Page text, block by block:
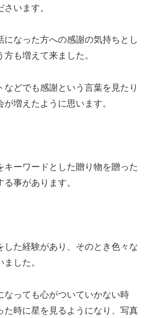
います。
になった方への感謝の気持ちとし
も増えて来ました。
などでも感謝という言葉を見たり
増えたように思います。
キーワードとした贈り物を贈った
事があります。
した経験があり、そのとき色々な
した。
なっても心がついていかない時
た時に星を見るようになり、写真